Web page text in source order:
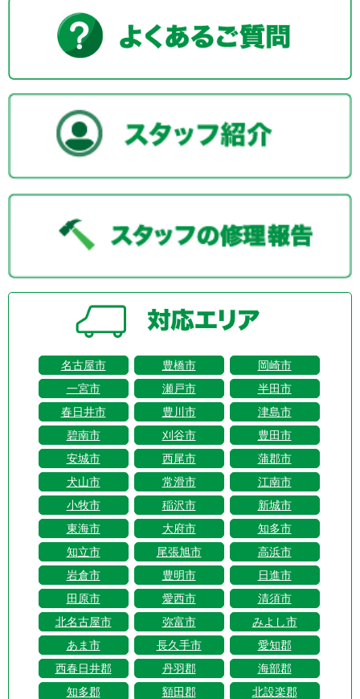
名古屋市 豊橋市
岡崎市
一宮市
瀬戸市
半田市
春日井市
豊川市
津島市
碧南市
刈谷市
豊田市
安城市
西尾市
蒲郡市
犬山市
常滑市
江南市
小牧市
稲沢市
新城市
東海市
大府市
知多市
知立市
尾張旭市
高浜市
岩倉市
豊明市
日進市
田原市
愛西市
清須市
北名古屋市
弥富市
みよし市
あま市
長久手市
愛知郡
西春日井郡
丹羽郡
海部郡
知多郡
額田郡 北設楽郡